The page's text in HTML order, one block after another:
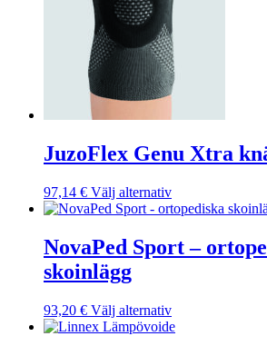
JuzoFlex Genu Xtra
97,14 € Välj alternativDen
här
har
flera
olika
alternativen
kan
NovaPed Sport –
skoinlägg
93,20 € Välj alternativDen
här